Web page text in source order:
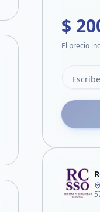
$
El precio